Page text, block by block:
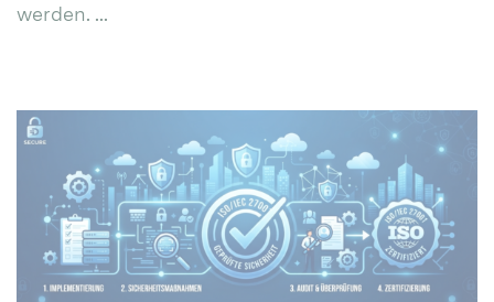
werden. ...